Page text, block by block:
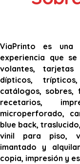
ViaPrinto es
experiencia que
volantes, tarjetas
dípticos,
catálogos, sobres,
recetarios,
microperforado,
blue back,
vinil para piso,
imantado y
copia, impresión y